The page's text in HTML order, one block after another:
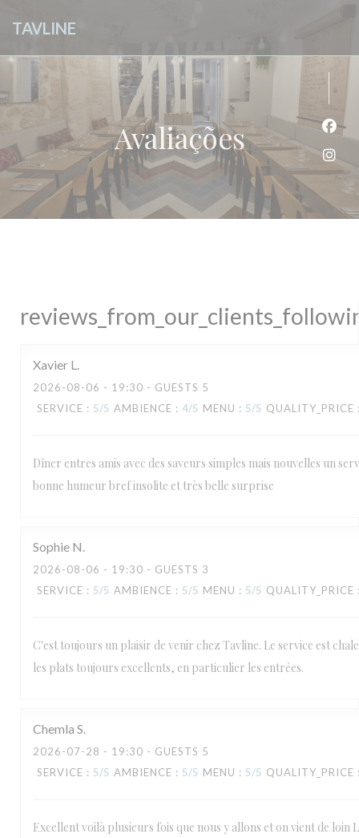
TAVLINE
Avaliações
Xavier L
2026-08-06 - 19:30 - GUESTS 5
SERVICE : 5/5 AMBIENCE : 4/5 MENU : 5/5 QUALITY_PRICE
Dîner entres amis avec des saveurs simples mais nouvelles un
bonne humeur bref insolite et très belle surprise
Sophie N
2026-08-06 - 19:30 - GUESTS 3
SERVICE : 5/5 AMBIENCE : 5/5 MENU : 5/5 QUALITY_PRICE
C'est toujours un plaisir de venir chez Tavline. Le service est
les plats toujours excellents, en particulier les entrées.
Chemla S
2026-07-28 - 19:30 - GUESTS 5
SERVICE : 5/5 AMBIENCE : 5/5 MENU : 5/5 QUALITY_PRICE
Excellent voilà plusieurs fois que nous y allons et on vient de loin